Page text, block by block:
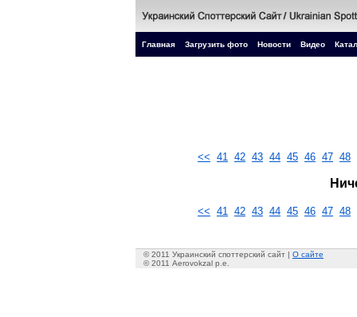
Главная Загрузить фото Новости Видео
<< 41 42 43 44 45 46 47 48
<< 41 42 43 44 45 46 47 48
© 2011 Украинский споттерский сайт | О сайте
© 2011 Aerovokzal p.e.